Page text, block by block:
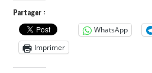
Partager :
WhatsApp
Imprimer